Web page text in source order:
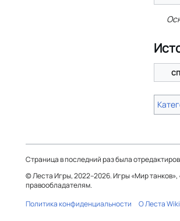
Страница в последний раз была
© Леста Игры, 2022–2026. Игры «Мир танков»,
правообладателям.
Политика конфиденциальности
О Леста Wiki